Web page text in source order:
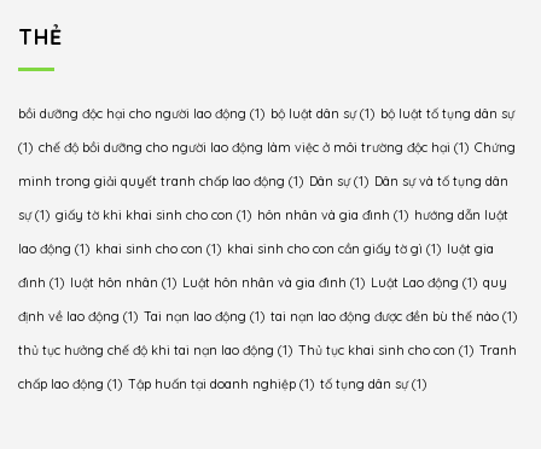
như
thế
cứ
đâu,
xử
thế
nào?
khi
thay
cần
những
gì?
THẺ
bồi dưỡng độc hại cho người lao động (1) bộ luật dân sự(1) bộ luật tố tụng dân sự
(1) chế độ bồi dưỡng cho người lao động làm việc ở môi trường độc hại (1) Chứng
minh trong giải quyết tranh chấp lao động (1) Dân sự(1) Dân sự và tố tụng dân
sự(1) giấy tờ khi khai sinh cho con (1) hôn nhân và gia đình (1) hướng dẫn luật
lao động (1) khai sinh cho con (1) khai sinh cho con cần giấy tờ gì (1) luật gia
đình (1) luật hôn nhân (1) Luật hôn nhân và gia đình (1) Luật Lao động (1) quy
định về lao động (1) Tai nạn lao động (1) tai nạn lao động được đền bù thế nào (1)
thủ tục hưởng chế độ khi tai nạn lao động (1) Thủ tục khai sinh cho con (1) Tranh
chấp lao động (1) Tập huấn tại doanh nghiệp (1) tố tụng dân sự(1)